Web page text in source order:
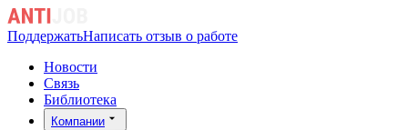
ПоддержатьНаписать отзыв о работе
Новости
Связь
Библиотека
Компании